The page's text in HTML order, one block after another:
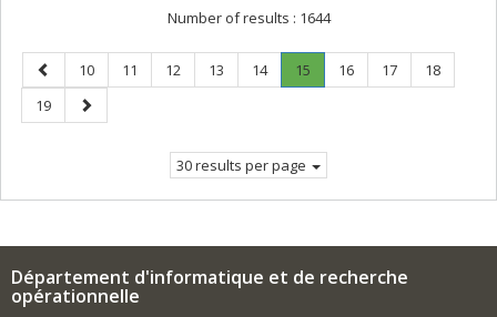
Number of results : 1644
Previous
page
Page
10 Page
11 Page
12 Page
13 Page
14 Page
15
Current
Page
16 Page
17 Page
18
Page
19
Next
page
30 results per page
Département d'informatique et de recherche
opérationnelle